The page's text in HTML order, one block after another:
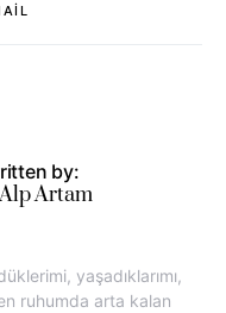
by:
Artam
yaşadıklarımı,
ruhumda arta kalan